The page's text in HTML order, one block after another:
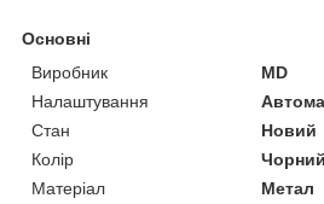
Основні
Виробник
MD
Налаштування
Стан
Новий
Колір
Чорний
Матеріал
Метал